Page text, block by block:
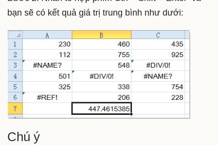
bạn sẽ có kết quả giá trị trung bình như dưới:
Chú ý